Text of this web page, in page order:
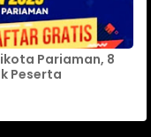
Pariaman, 8
Peserta